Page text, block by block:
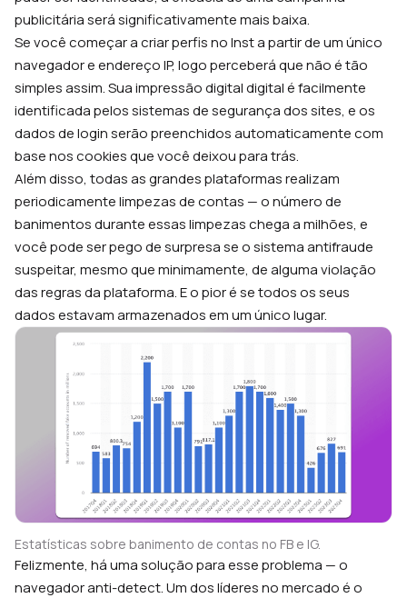
publicitária será significativamente mais baixa.
Se você começar a criar perfis no Inst a partir de um único
navegador e endereço IP, logo perceberá que não é tão
simples assim. Sua impressão digital digital é facilmente
identificada pelos sistemas de segurança dos sites, e os
dados de login serão preenchidos automaticamente com
base nos cookies que você deixou para trás.
Além disso, todas as grandes plataformas realizam
periodicamente limpezas de contas — o número de
banimentos durante essas limpezas chega a milhões, e
você pode ser pego de surpresa se o sistema antifraude
suspeitar, mesmo que minimamente, de alguma violação
das regras da plataforma. E o pior é se todos os seus
dados estavam armazenados em um único lugar.
Estatísticas sobre banimento de contas no FB e IG.
Felizmente, há uma solução para esse problema — o
navegador anti-detect. Um dos líderes no mercado é o